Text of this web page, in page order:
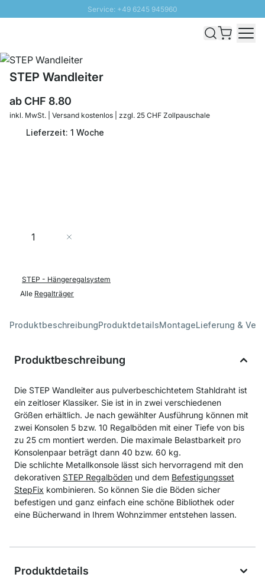
Service: +49 6245 945960
SUNNY SALE: Bis zu 20% Rabatt
STEP Wandleiter
abCHF 8.80
inkl. MwSt. | Versand kostenlos | zzgl. 25 CHF Zollpauschale
Lieferzeit: 1 Woche
Menge
STEP - Hängeregalsystem
Alle Regalträger
ProduktbeschreibungProduktdetailsMontageLieferung &
Produktbeschreibung
Die STEP Wandleiter aus pulverbeschichtetem Stahldraht ist
ein zeitloser Klassiker. Sie ist in in zwei verschiedenen
Größen erhältlich. Je nach gewählter Ausführung können mit
zwei Konsolen 5 bzw. 10 Regalböden mit einer Tiefe von bis
zu 25 cm montiert werden. Die maximale Belastbarkeit pro
Konsolenpaar beträgt dann 40 bzw. 60 kg.
Die schlichte Metallkonsole lässt sich hervorragend mit den
dekorativen STEP Regalböden und dem Befestigungsset
StepFix kombinieren. So können Sie die Böden sicher
befestigen und ganz einfach eine schöne Bibliothek oder
eine Bücherwand in Ihrem Wohnzimmer entstehen lassen.
Produktdetails